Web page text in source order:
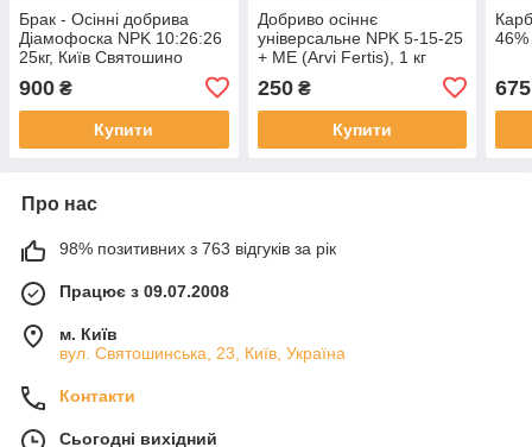
Брак - Осінні добрива
Діамофоска NPK 10:26:26
25кг, Київ Святошино
900 ₴
Купити
Добриво осіннє
універсальне NPK 5-15-25
+ ME (Arvi Fertis), 1 кг
250₴
Купити
46%
675
Про нас
98% позитивних з 763 відгуків за рік
Працює з 09.07.2008
м. Київ
вул. Святошинська, 23, Київ, Україна
Контакти
Сьогодні вихідний